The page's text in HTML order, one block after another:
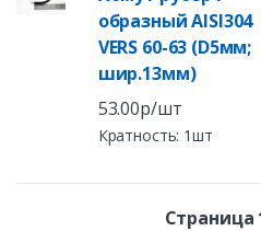
образный AISI304
VERS 60-63 (D5мм;
шир.13мм)
53.00р/шт
Кратность: 1шт
Страница